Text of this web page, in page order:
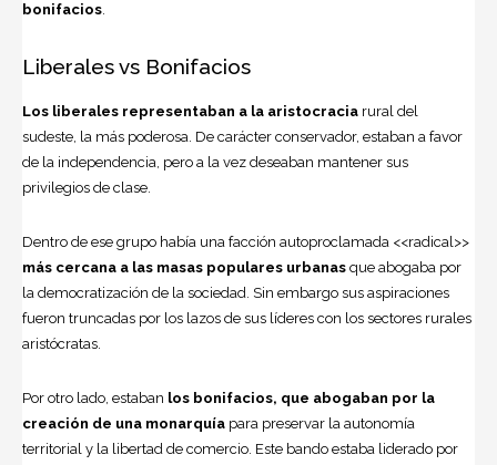
bonifacios.
Liberales vs Bonifacios
Los liberales representaban a la aristocracia rural del
sudeste, la más poderosa. De carácter conservador, estaban a favor
de la independencia, pero a la vez deseaban mantener sus
privilegios de clase.
Dentro de ese grupo había una facción autoproclamada <<radical>>
más cercana a las masas populares urbanas que abogaba por
la democratización de la sociedad. Sin embargo sus aspiraciones
fueron truncadas por los lazos de sus líderes con los sectores rurales
aristócratas.
Por otro lado, estaban los bonifacios, que abogaban por la
creación de una monarquía para preservar la autonomía
territorial y la libertad de comercio. Este bando estaba liderado por